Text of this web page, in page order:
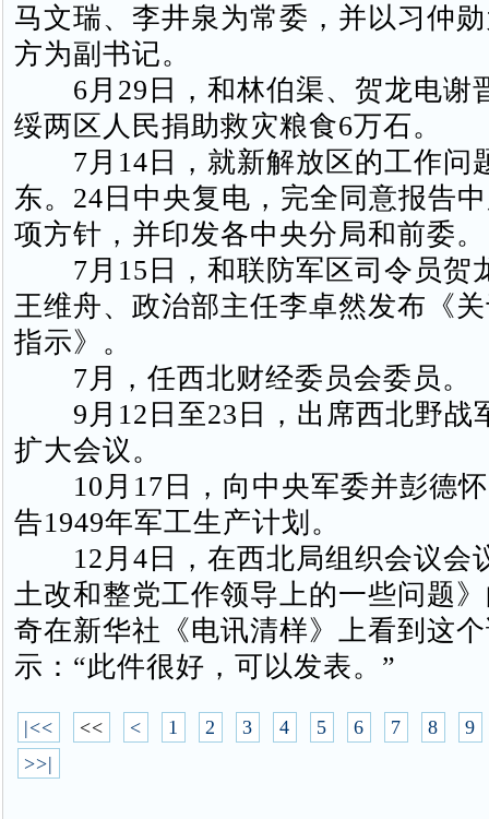
马文瑞、李井泉为常委，并以习仲
方为副书记。
6月29日，和林伯渠、贺龙电谢
绥两区人民捐助救灾粮食6万石。
7月14日，就新解放区的工作问
东。24日中央复电，完全同意报告
项方针，并印发各中央分局和前委。
7月15日，和联防军区司令员贺
王维舟、政治部主任李卓然发布《
指示》。
7月，任西北财经委员会委员。
9月12日至23日，出席西北野战
扩大会议。
10月17日，向中央军委并彭德怀
告1949年军工生产计划。
12月4日，在西北局组织会议会
土改和整党工作领导上的一些问题
奇在新华社《电讯清样》上看到这
示：“此件很好，可以发表。”
|<< << < 1 2 3 4 5 6 7 8
9
>>|